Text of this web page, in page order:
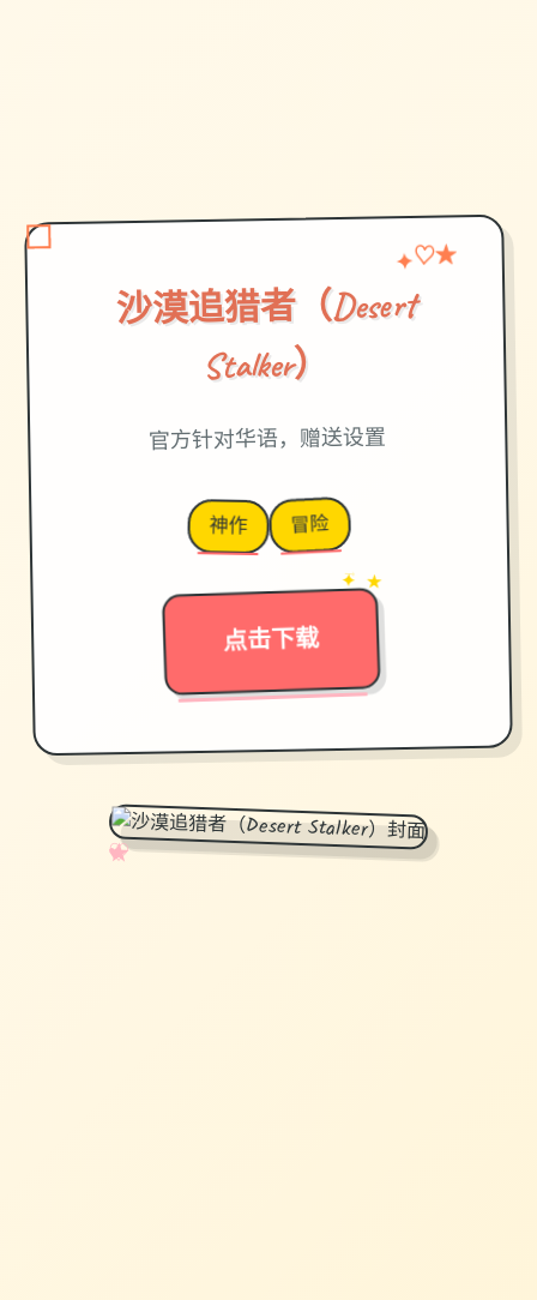
沙漠追猎者（Desert
Stalker）
✦♡
★
官方针对华语，赠送设置
神作 冒险
点击下载
→
✦ ★
✧
♡
★
♥